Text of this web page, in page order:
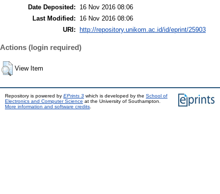
Date Deposited:
16 Nov 2016 08:06
Last Modified:
16 Nov 2016 08:06
URI:
http://repository.unikom.ac.id/id/eprint/25903
Actions (login required)
View Item
Repository is powered by EPrints 3 which is developed by the School of
Electronics and Computer Science at the University of Southampton.
More information and software credits